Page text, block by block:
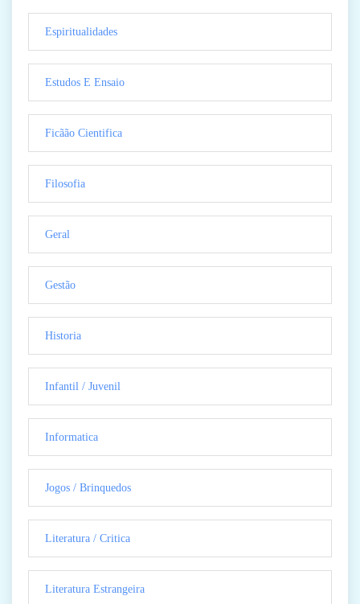
Espiritualidades
Estudos E Ensaio
Ficãão Cientifica
Filosofia
Geral
Gestão
Historia
Infantil / Juvenil
Informatica
Jogos / Brinquedos
Literatura / Critica
Literatura Estrangeira